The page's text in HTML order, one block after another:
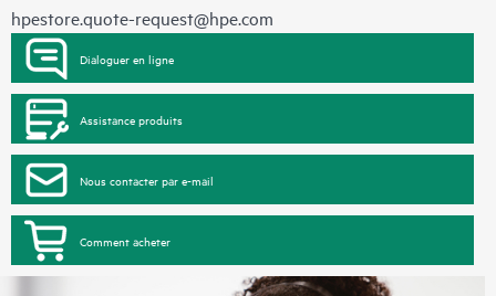
hpestore.quote-request@hpe.com
Dialoguer en ligne
Assistance produits
Nous contacter par e-mail
Comment acheter